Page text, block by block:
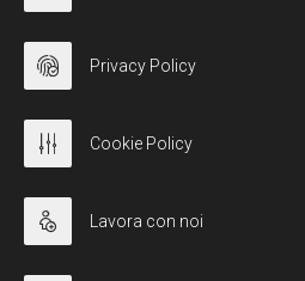
Privacy Policy
Cookie Policy
Lavora con noi